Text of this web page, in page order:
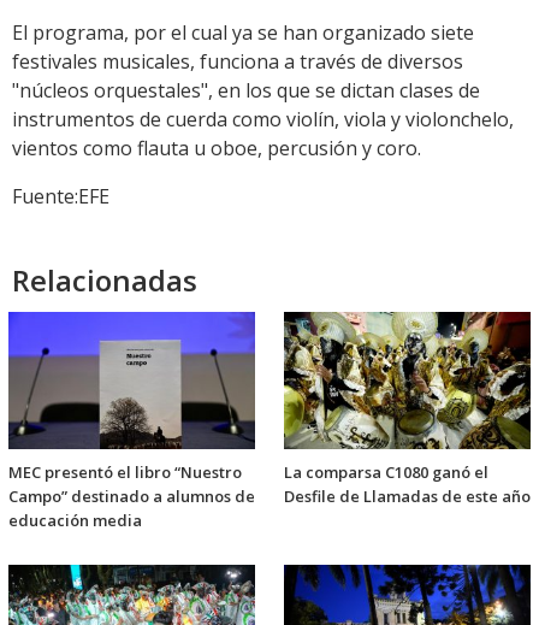
El programa, por el cual ya se han organizado siete
festivales musicales, funciona a través de diversos
"núcleos orquestales", en los que se dictan clases de
instrumentos de cuerda como violín, viola y violonchelo,
vientos como flauta u oboe, percusión y coro.
Fuente:EFE
Relacionadas
MEC presentó el libro “Nuestro
Campo” destinado a alumnos de
educación media
La comparsa C1080 ganó el
Desfile de Llamadas de este año